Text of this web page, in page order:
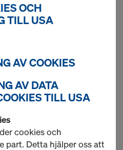
OCH
TILL USA
AV COOKIES
AV DATA
TILL USA
cookies och
part. Detta hjälper oss att